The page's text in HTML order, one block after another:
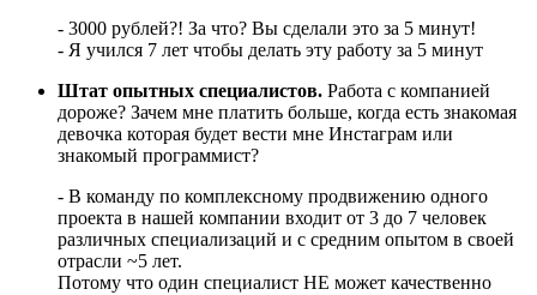
- 3000 рублей?! За что? Вы сделали это за 5 минут!
- Я учился 7 лет чтобы делать эту работу за 5 минут
Штат опытных специалистов. Работа с компанией
дороже? Зачем мне платить больше, когда есть знакомая
девочка которая будет вести мне Инстаграм или
знакомый программист?
- В команду по комплексному продвижению одного
проекта в нашей компании входит от 3 до 7 человек
различных специализаций и с средним опытом в своей
отрасли ~5 лет.
Потому что один специалист НЕ может качественно